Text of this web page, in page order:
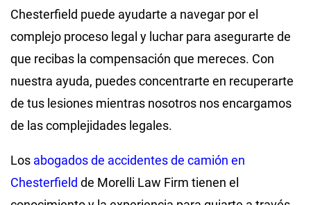
Chesterfield puede ayudarte a navegar por el
complejo proceso legal y luchar para asegurarte de
que recibas la compensación que mereces. Con
nuestra ayuda, puedes concentrarte en recuperarte
de tus lesiones mientras nosotros nos encargamos
de las complejidades legales.
Los abogados de accidentes de camión en
Chesterfield de Morelli Law Firm tienen el